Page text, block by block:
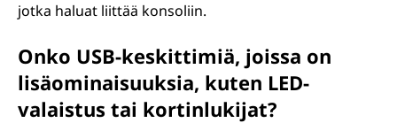
jotka haluat liittää konsoliin.
Onko USB-keskittimiä, joissa on
lisäominaisuuksia, kuten LED-
valaistus tai kortinlukijat?